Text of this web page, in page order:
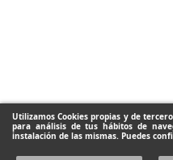
Utilizamos Cookies propias y de
para análisis de tus hábitos de
instalación de las mismas. Puedes